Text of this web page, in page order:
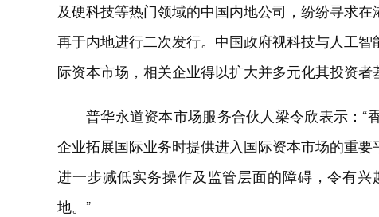
及硬科技等热门领域的中国内地公司，纷纷寻求
再于内地进行二次发行。中国政府视科技与人工
际资本市场，相关企业得以扩大并多元化其投资者
普华永道资本市场服务合伙人梁令欣表示：
企业拓展国际业务时提供进入国际资本市场的重
进一步减低实务操作及监管层面的障碍，令有
地。”